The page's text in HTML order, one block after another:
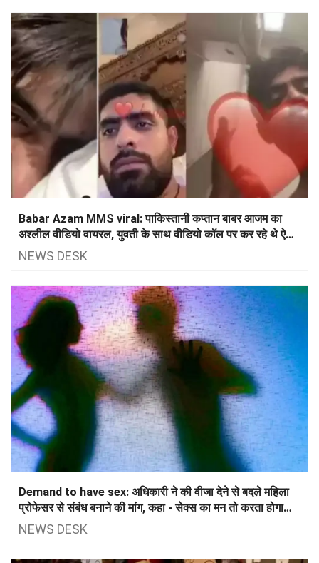
Babar Azam MMS viral: पाकिस्तानी कप्तान बाबर आजम का
अश्लील वीडियो वायरल, युवती के साथ वीडियो कॉल पर कर रहे थे ऐसी
हरकतें
NEWS DESK
Demand to have sex: अधिकारी ने की वीजा देने से बदले महिला
प्रोफेसर से संबंध बनाने की मांग, कहा - सेक्स का मन तो करता होगा
शादी क्यों नही की?
NEWS DESK